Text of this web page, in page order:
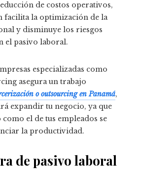
de costos operativos,
facilita la optimización de la
y disminuye los riesgos
el pasivo laboral.
especializadas como
asegura un trabajo
o outsourcing en Panamá,
expandir tu negocio, ya que
el de tus empleados se
la productividad.
de pasivo laboral